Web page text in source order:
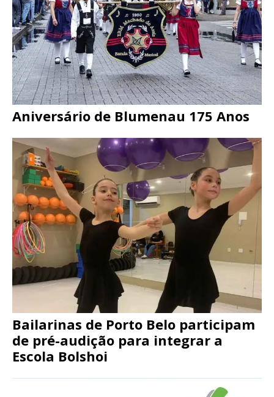
Aniversário de Blumenau 175 Anos
Bailarinas de Porto Belo participam
de pré-audição para integrar a
Escola Bolshoi